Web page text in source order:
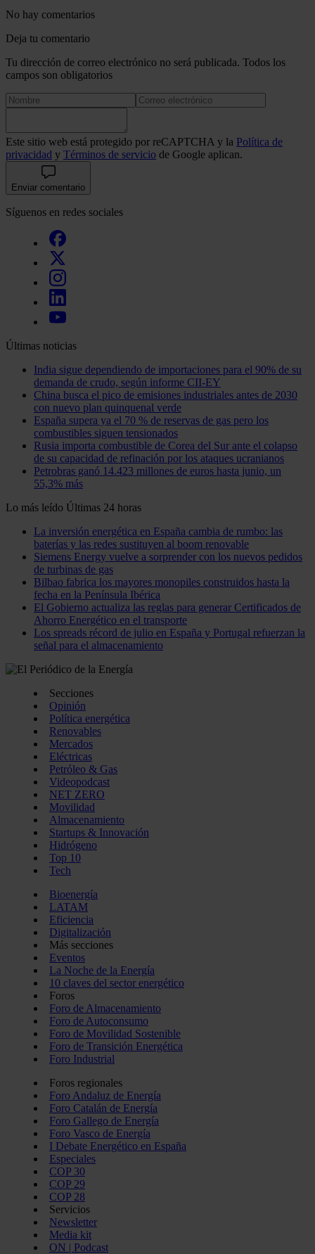
No hay comentarios
Deja tu comentario
Tu dirección de correo electrónico no será publicada. Todos los
campos son obligatorios
Este sitio web está protegido por reCAPTCHA y la Política de
privacidad y Términos de servicio de Google aplican.
Enviar comentario
Síguenos en redes sociales
Últimas noticias
India sigue dependiendo de importaciones para el 90% de su
demanda de crudo, según informe CII-EY
China busca el pico de emisiones industriales antes de 2030
con nuevo plan quinquenal verde
España supera ya el 70 % de reservas de gas pero los
combustibles siguen tensionados
Rusia importa combustible de Corea del Sur ante el colapso
de su capacidad de refinación por los ataques ucranianos
Petrobras ganó 14.423 millones de euros hasta junio, un
55,3% más
Lo más leído Últimas 24 horas
La inversión energética en España cambia de rumbo: las
baterías y las redes sustituyen al boom renovable
Siemens Energy vuelve a sorprender con los nuevos pedidos
de turbinas de gas
Bilbao fabrica los mayores monopiles construidos hasta la
fecha en la Península Ibérica
El Gobierno actualiza las reglas para generar Certificados de
Ahorro Energético en el transporte
Los spreads récord de julio en España y Portugal refuerzan la
señal para el almacenamiento
Secciones
Opinión
Política energética
Renovables
Mercados
Eléctricas
Petróleo & Gas
Videopodcast
NET ZERO
Movilidad
Almacenamiento
Startups & Innovación
Hidrógeno
Top 10
Tech
Bioenergía
LATAM
Eficiencia
Digitalización
Más secciones
Eventos
La Noche de la Energía
10 claves del sector energético
Foros
Foro de Almacenamiento
Foro de Autoconsumo
Foro de Movilidad Sostenible
Foro de Transición Energética
Foro Industrial
Foros regionales
Foro Andaluz de Energía
Foro Catalán de Energía
Foro Gallego de Energía
Foro Vasco de Energía
I Debate Energético en España
Especiales
COP 30
COP 29
COP 28
Servicios
Newsletter
Media kit
ON | Podcast